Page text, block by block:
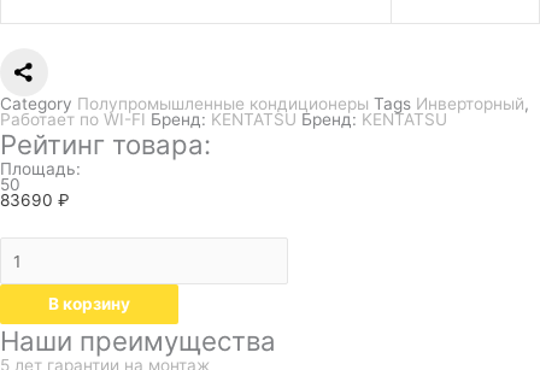
Category Полупромышленные кондиционеры Tags Инверторный,
Работает по WI-FI Бренд: KENTATSU Бренд: KENTATSU
Рейтинг товара:
Площадь:
50
83690 ₽
В корзину
Наши преимущества
5 лет гарантии на монтаж